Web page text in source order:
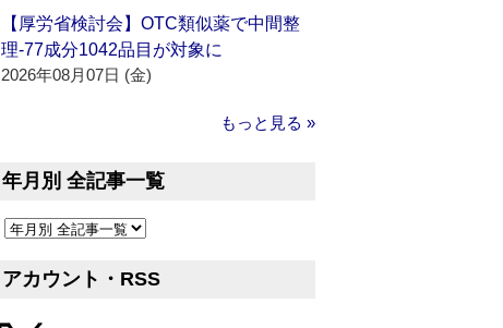
【厚労省検討会】OTC類似薬で中間整
理‐77成分1042品目が対象に
2026年08月07日 (金)
もっと見る »
年月別 全記事一覧
アカウント・RSS